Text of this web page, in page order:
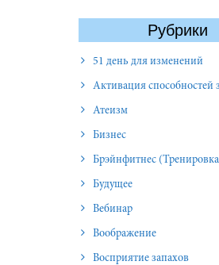
Рубрики
51 день для изменений
Активация способностей
Атеизм
Бизнес
Брэйнфитнес (Тренировка
Будущее
Вебинар
Воображение
Восприятие запахов